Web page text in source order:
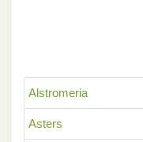
Alstromeria
Asters